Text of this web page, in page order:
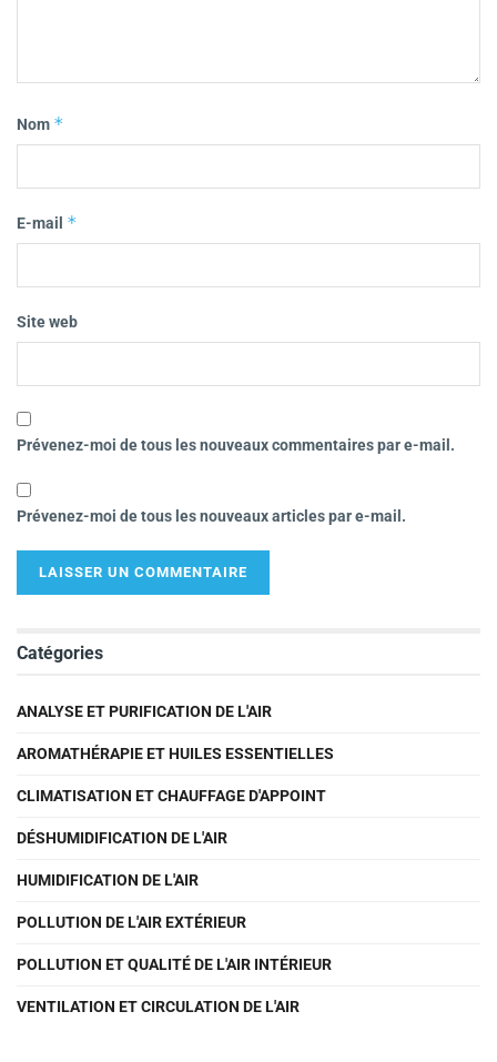
Nom *
E-mail *
Site web
Prévenez-moi de tous les nouveaux commentaires par e-mail.
Prévenez-moi de tous les nouveaux articles par e-mail.
Catégories
ANALYSE ET PURIFICATION DE L'AIR
AROMATHÉRAPIE ET HUILES ESSENTIELLES
CLIMATISATION ET CHAUFFAGE D'APPOINT
DÉSHUMIDIFICATION DE L'AIR
HUMIDIFICATION DE L'AIR
POLLUTION DE L'AIR EXTÉRIEUR
POLLUTION ET QUALITÉ DE L'AIR INTÉRIEUR
VENTILATION ET CIRCULATION DE L'AIR